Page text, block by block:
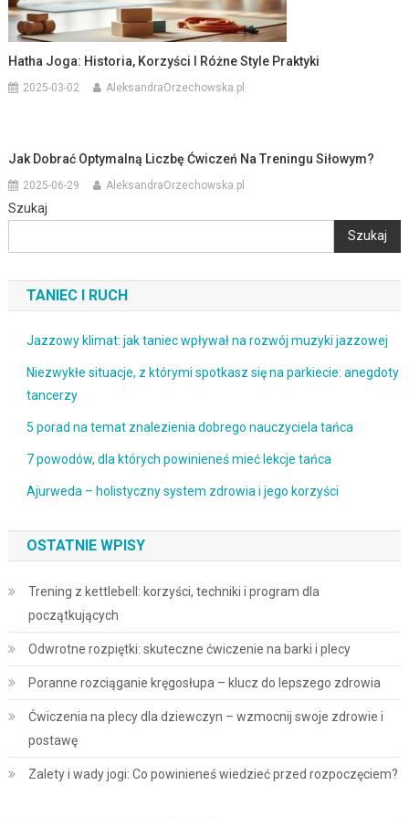
Hatha Joga: Historia, Korzyści I Różne Style Praktyki
2025-03-02 AleksandraOrzechowska.pl
Jak Dobrać Optymalną Liczbę Ćwiczeń Na Treningu Siłowym?
2025-06-29 AleksandraOrzechowska.pl
Szukaj
Szukaj
TANIEC I RUCH
Jazzowy klimat: jak taniec wpływał na rozwój muzyki jazzowej
Niezwykłe situacje, z którymi spotkasz się na parkiecie: anegdoty
tancerzy
5 porad na temat znalezienia dobrego nauczyciela tańca
7 powodów, dla których powinieneś mieć lekcje tańca
Ajurweda – holistyczny system zdrowia i jego korzyści
OSTATNIE WPISY
Trening z kettlebell: korzyści, techniki i program dla
początkujących
Odwrotne rozpiętki: skuteczne ćwiczenie na barki i plecy
Poranne rozciąganie kręgosłupa – klucz do lepszego zdrowia
Ćwiczenia na plecy dla dziewczyn – wzmocnij swoje zdrowie i
postawę
Zalety i wady jogi: Co powinieneś wiedzieć przed rozpoczęciem?